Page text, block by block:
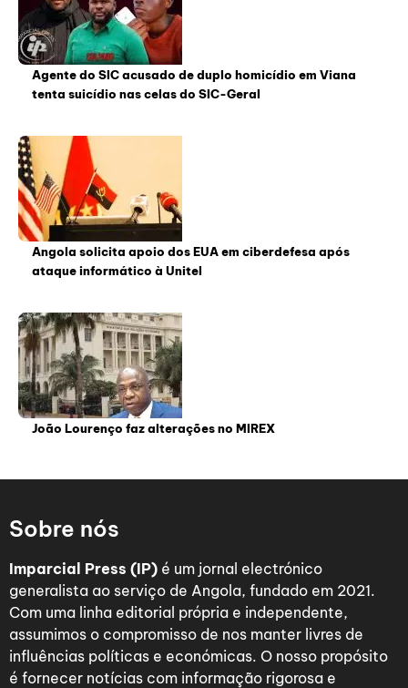
Agente do SIC acusado de duplo homicídio em Viana
tenta suicídio nas celas do SIC-Geral
Angola solicita apoio dos EUA em ciberdefesa após
ataque informático à Unitel
João Lourenço faz alterações no MIREX
Sobre nós
Imparcial Press (IP) é um jornal electrónico
generalista ao serviço de Angola, fundado em 2021.
Com uma linha editorial própria e independente,
assumimos o compromisso de nos manter livres de
influências políticas e económicas. O nosso propósito
é fornecer notícias com informação rigorosa e